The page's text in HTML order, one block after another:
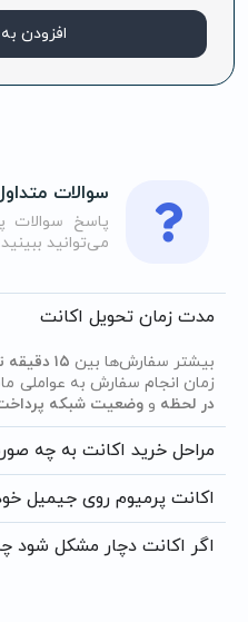
افزودن
سوالات
پاسخ سوالات
می‌توانید ببینید.
مدت زمان تحویل اکانت
بیشتر سفارش‌ها بین ۱۵ دقیقه تا نهایتاً ۶ ساعت
زمان انجام سفارش به عواملی
در لحظه و وضعیت شبکه
مراحل خرید اکانت به چه
اکانت پرمیوم روی جیمیل
اگر اکانت دچار مشکل شود